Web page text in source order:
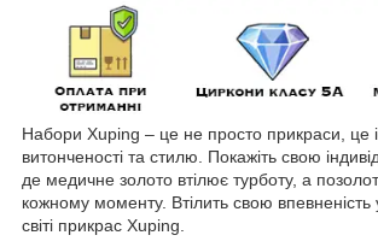
Набори Xuping – це не просто прикраси, це
витонченості та стилю. Покажіть свою
де медичне золото втілює турботу, а
кожному моменту. Втілить свою впевненість
світі прикрас Xuping.